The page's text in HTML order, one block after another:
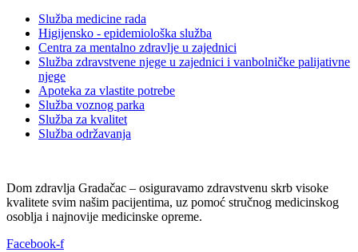
Služba medicine rada
Higijensko - epidemiološka služba
Centra za mentalno zdravlje u zajednici
Služba zdravstvene njege u zajednici i vanbolničke palijativne
njege
Apoteka za vlastite potrebe
Služba voznog parka
Služba za kvalitet
Služba održavanja
Dom zdravlja Gradačac – osiguravamo zdravstvenu skrb visoke
kvalitete svim našim pacijentima, uz pomoć stručnog medicinskog
osoblja i najnovije medicinske opreme.
Facebook-f